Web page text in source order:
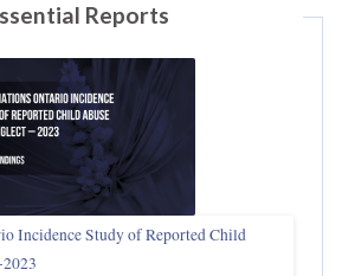
Reports
Incidence Study of Reported Child